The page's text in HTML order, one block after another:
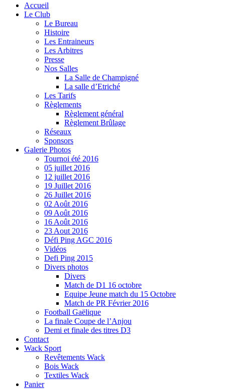
Accueil
Le Club
Le Bureau
Histoire
Les Entraineurs
Les Arbitres
Presse
Nos Salles
La Salle de Champigné
La salle d’Etriché
Les Tarifs
Règlements
Règlement général
Règlement Brûlage
Réseaux
Sponsors
Galerie Photos
Tournoi été 2016
05 juillet 2016
12 juillet 2016
19 Juillet 2016
26 Juillet 2016
02 Août 2016
09 Août 2016
16 Août 2016
23 Aout 2016
Défi Ping AGC 2016
Vidéos
Defi Ping 2015
Divers photos
Divers
Match de D1 16 octobre
Equipe Jeune match du 15 Octobre
Match de PR Février 2016
Football Gaëlique
La finale Coupe de l’Anjou
Demi et finale des titres D3
Contact
Wack Sport
Revêtements Wack
Bois Wack
Textiles Wack
Panier